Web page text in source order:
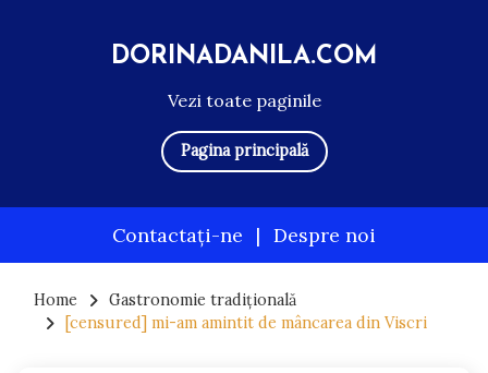
Vezi toate paginile
DORINADANILA.COM
Pagina principală
Contactați-ne | Despre noi
content
Home
Gastronomie tradițională
[censured] mi-am amintit de mâncarea din Viscri